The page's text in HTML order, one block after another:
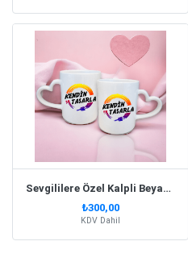
Sevgililere Özel Kalpli Beyaz Kupa Bardak Set
₺300,00
KDV Dahil